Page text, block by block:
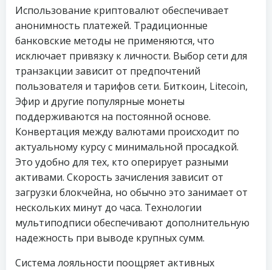
Использование криптовалют обеспечивает
анонимность платежей. Традиционные
банковские методы не применяются, что
исключает привязку к личности. Выбор сети для
транзакции зависит от предпочтений
пользователя и тарифов сети. Биткоин, Litecoin,
Эфир и другие популярные монеты
поддерживаются на постоянной основе.
Конвертация между валютами происходит по
актуальному курсу с минимальной просадкой.
Это удобно для тех, кто оперирует разными
активами. Скорость зачисления зависит от
загрузки блокчейна, но обычно это занимает от
нескольких минут до часа. Технологии
мультиподписи обеспечивают дополнительную
надежность при выводе крупных сумм.
Система лояльности поощряет активных